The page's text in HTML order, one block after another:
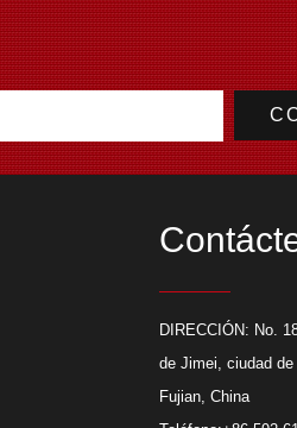
qué elegir el corte por láser para
de fabricación de chapa
muchas razones por las que un
DIRECCIÓN: No.
de Jimei, ciudad
Fujian, China